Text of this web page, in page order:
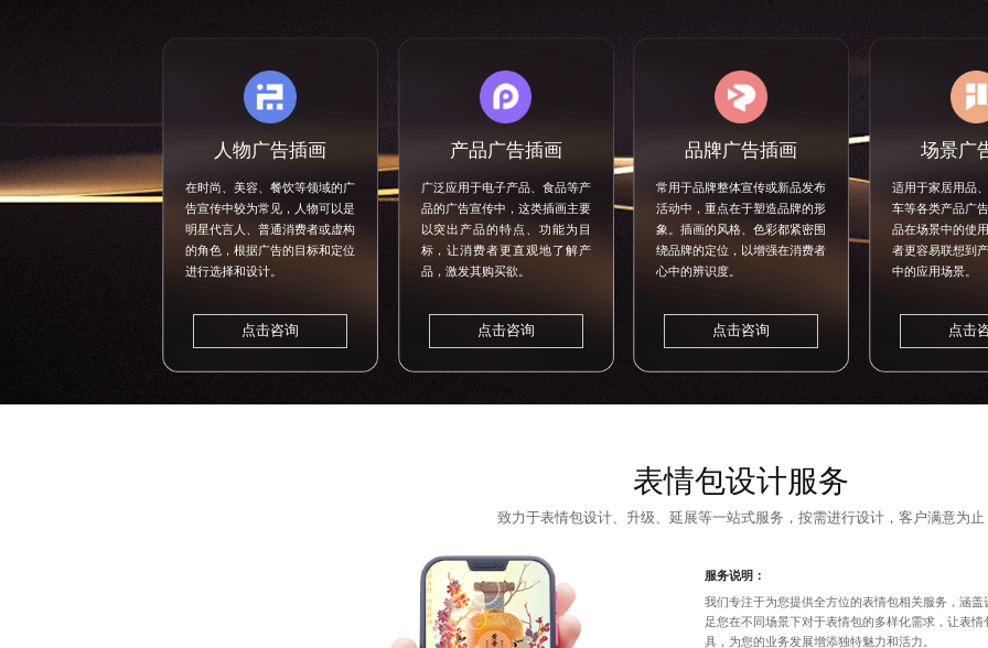
人物广告插画
在时尚、美容、餐饮等领域的广
告宣传中较为常见，人物可以是
明星代言人、普通消费者或虚构
的角色，根据广告的目标和定位
进行选择和设计。
点击咨询
产品广告插画
广泛应用于电子产品、食品等产
品的广告宣传中，这类插画主要
以突出产品的特点、功能为目
标，让消费者更直观地了解产
品，激发其购买欲。
点击咨询
品牌广告插画
常用于品牌整体宣传或新品发布
活动中，重点在于塑造品牌的形
象。插画的风格、色彩都紧密围
绕品牌的定位，以增强在消费者
心中的辨识度。
点击咨询
场景广
适用于家居用品
车等各类产品广
品在场景中的使
者更容易联想到
中的应用场景。
点击
表情包设计服务
致力于表情包设计、升级、延展等一站式服务，按需进行设计，客户满意为止
服务说明：
我们专注于为您提供全方位的表情包相关服务，涵
足您在不同场景下对于表情包的多样化需求，让表
具，为您的业务发展增添独特魅力和活力。